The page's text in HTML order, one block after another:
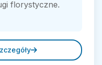
florystyczne.